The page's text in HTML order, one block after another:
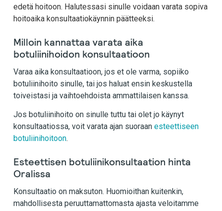
edetä hoitoon. Halutessasi sinulle voidaan varata sopiva
hoitoaika konsultaatiokäynnin päätteeksi.
Milloin kannattaa varata aika
botuliinihoidon konsultaatioon
Varaa aika konsultaatioon, jos et ole varma, sopiiko
botuliinihoito sinulle, tai jos haluat ensin keskustella
toiveistasi ja vaihtoehdoista ammattilaisen kanssa.
Jos botuliinihoito on sinulle tuttu tai olet jo käynyt
konsultaatiossa, voit varata ajan suoraan esteettiseen
botuliinihoitoon.
Esteettisen botuliinikonsultaation hinta
Oralissa
Konsultaatio on maksuton. Huomioithan kuitenkin,
mahdollisesta peruuttamattomasta ajasta veloitamme